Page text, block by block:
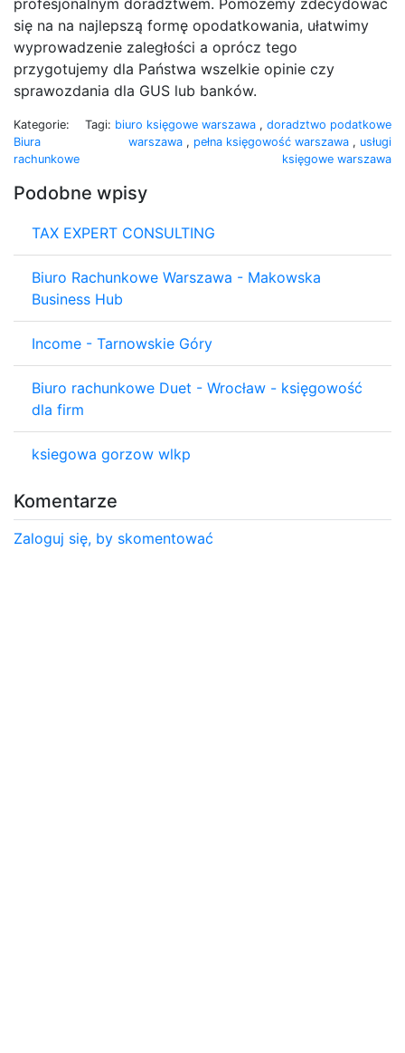
się na na najlepszą formę opodatkowania, ułatwimy
wyprowadzenie zaległości a oprócz tego
przygotujemy dla Państwa wszelkie opinie czy
sprawozdania dla GUS lub banków.
Kategorie:
Biura
rachunkowe
Tagi: biuro księgowe warszawa , doradztwo podatkowe
warszawa , pełna księgowość warszawa , usługi
księgowe warszawa
Podobne wpisy
TAX EXPERT CONSULTING
Biuro Rachunkowe Warszawa - Makowska
Business Hub
Income - Tarnowskie Góry
Biuro rachunkowe Duet - Wrocław - księgowość
dla firm
ksiegowa gorzow wlkp
Komentarze
Zaloguj się, by skomentować